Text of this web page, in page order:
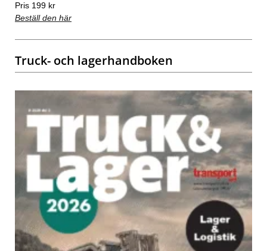
Pris 199 kr
Beställ den här
Truck- och lagerhandboken